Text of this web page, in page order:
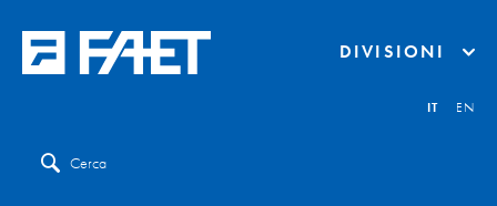
IT EN
Cerca
DIVISIONI